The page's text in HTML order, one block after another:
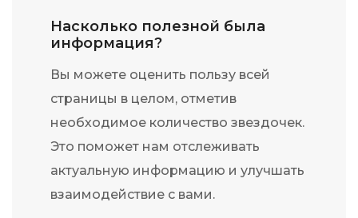
Насколько полезной была
информация?
Вы можете оценить пользу всей
страницы в целом, отметив
необходимое количество звездочек.
Это поможет нам отслеживать
актуальную информацию и улучшать
взаимодействие с вами.